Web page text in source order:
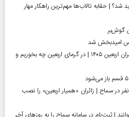
شد؟ | حقابه تالاب‌ها مهم‌ترین راهکار مهار
گوش‌بر
امیدبخش شد
توصیه‌های تغذیه‌ای برای زائران اربعین ۱۴۰۵ | در گرمای اربعین چه بخوریم و
در سماح | زائران «همیار اربعین» را نصب